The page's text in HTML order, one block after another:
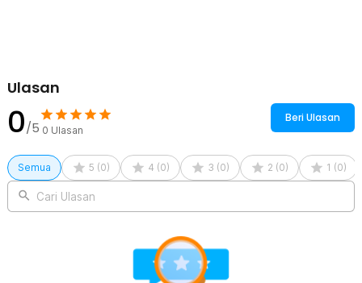
1 x Panduan Penggunaan
Ulasan
0/5 0 Ulasan
Beri Ulasan
Semua 5 (0) 4 (0) 3 (0) 2 (0) 1 (0)
Cari Ulasan